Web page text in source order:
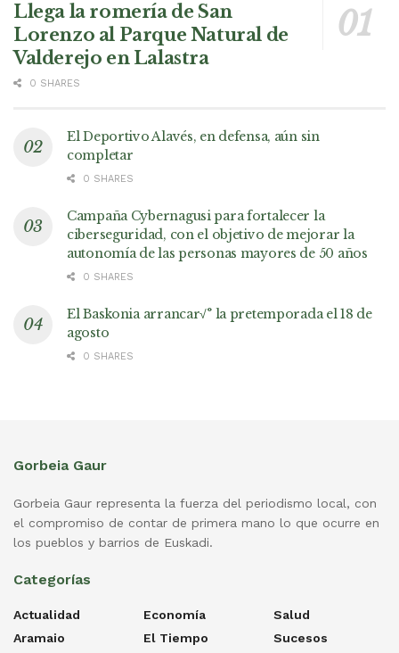
Llega la romería de San
Lorenzo al Parque Natural de
Valderejo en Lalastra
0 SHARES
El Deportivo Alavés, en defensa, aún sin
completar
0 SHARES
Campaña Cybernagusi para fortalecer la
ciberseguridad, con el objetivo de mejorar la
autonomía de las personas mayores de 50 años
0 SHARES
El Baskonia arrancar√° la pretemporada el 18 de
agosto
0 SHARES
Gorbeia Gaur
Gorbeia Gaur representa la fuerza del periodismo local, con
el compromiso de contar de primera mano lo que ocurre en
los pueblos y barrios de Euskadi.
Categorías
Actualidad
Aramaio
Economía
El Tiempo
Salud
Sucesos